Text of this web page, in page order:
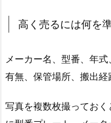
高く売るには何を
メーカー名、型番、年
有無、保管場所、搬出経
写真を複数枚撮ってお